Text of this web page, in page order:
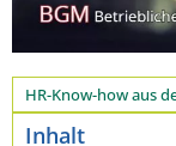
HR-Know-how aus
Inhalt